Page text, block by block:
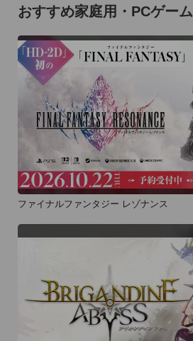
おすすめ家庭用・PCゲーム
ファイナルファンタジー レゾナンス